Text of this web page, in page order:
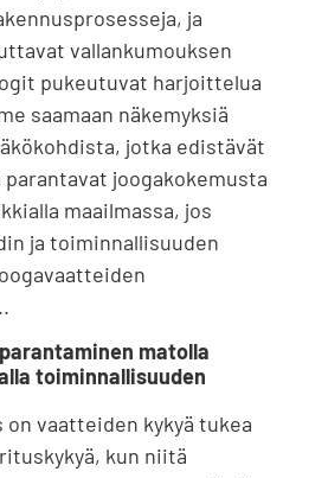
ja
vallankumouksen
pukeutuvat harjoittelua
saamaan näkemyksiä
jotka edistävät
joogakokemusta
maailmassa, jos
ja toiminnallisuuden
matolla
toiminnallisuuden
vaatteiden kykyä tukea
kun niitä